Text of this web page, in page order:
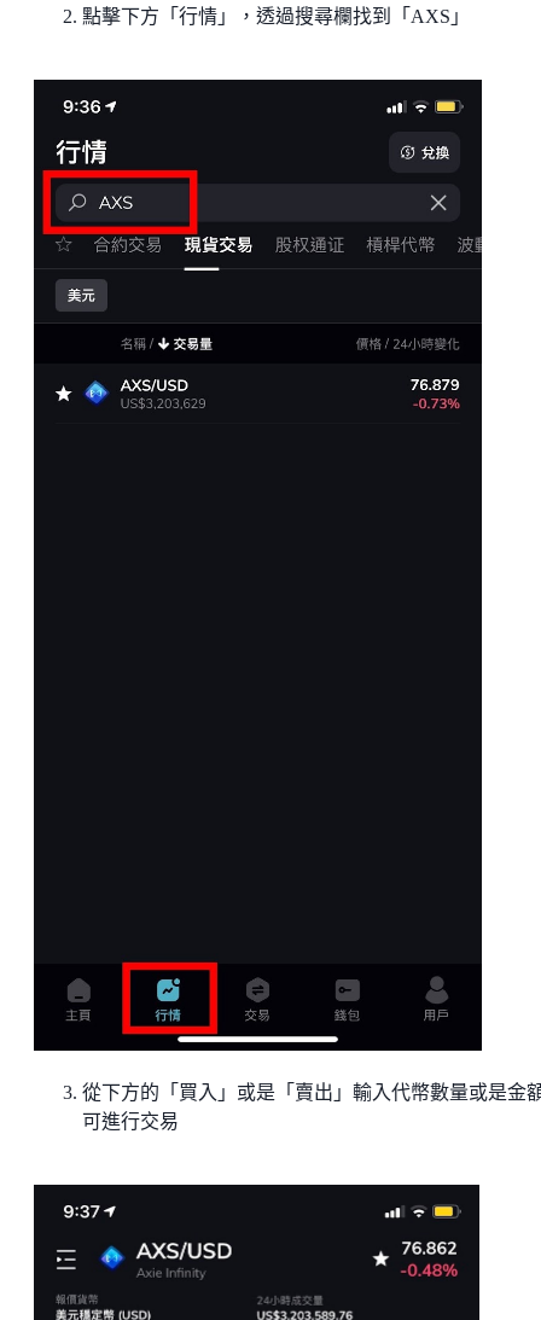
點擊下方「行情」，透過搜尋欄找到「AXS」
從下方的「買入」或是「賣出」輸入代幣數量或是金
可進行交易